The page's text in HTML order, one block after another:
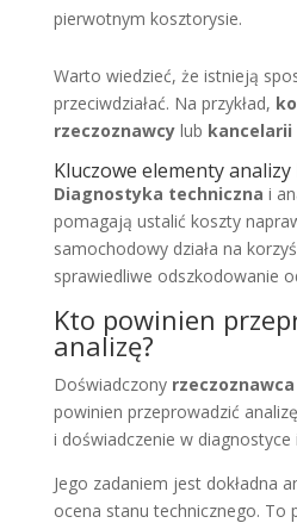
pierwotnym kosztorysie.
Warto wiedzieć, że istnieją
przeciwdziałać. Na przykład,
rzeczoznawcylub kancelarii
Kluczowe elementy
Diagnostyka techniczna i
pomagają ustalić koszty
samochodowy działa na
sprawiedliwe odszkodowanie
Kto powinien
analizę?
Doświadczony
powinien przeprowadzić
i doświadczenie w diagnostyce
Jego zadaniem jest dokładna
ocena stanu technicznego. To